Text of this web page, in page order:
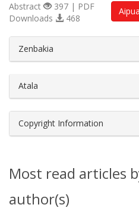
Abstract
397 | PDF
Downloads
468
Zenbakia
Atala
Copyright Information
Most read articles
author(s)